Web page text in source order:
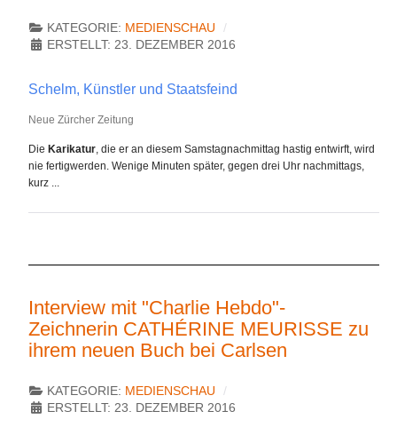
KATEGORIE: MEDIENSCHAU
ERSTELLT: 23. DEZEMBER 2016
Schelm, Künstler und Staatsfeind
Neue Zürcher Zeitung
Die Karikatur, die er an diesem Samstagnachmittag hastig entwirft, wird
nie fertigwerden. Wenige Minuten später, gegen drei Uhr nachmittags,
kurz ...
Interview mit "Charlie Hebdo"-
Zeichnerin CATHÉRINE MEURISSE zu
ihrem neuen Buch bei Carlsen
KATEGORIE: MEDIENSCHAU
ERSTELLT: 23. DEZEMBER 2016